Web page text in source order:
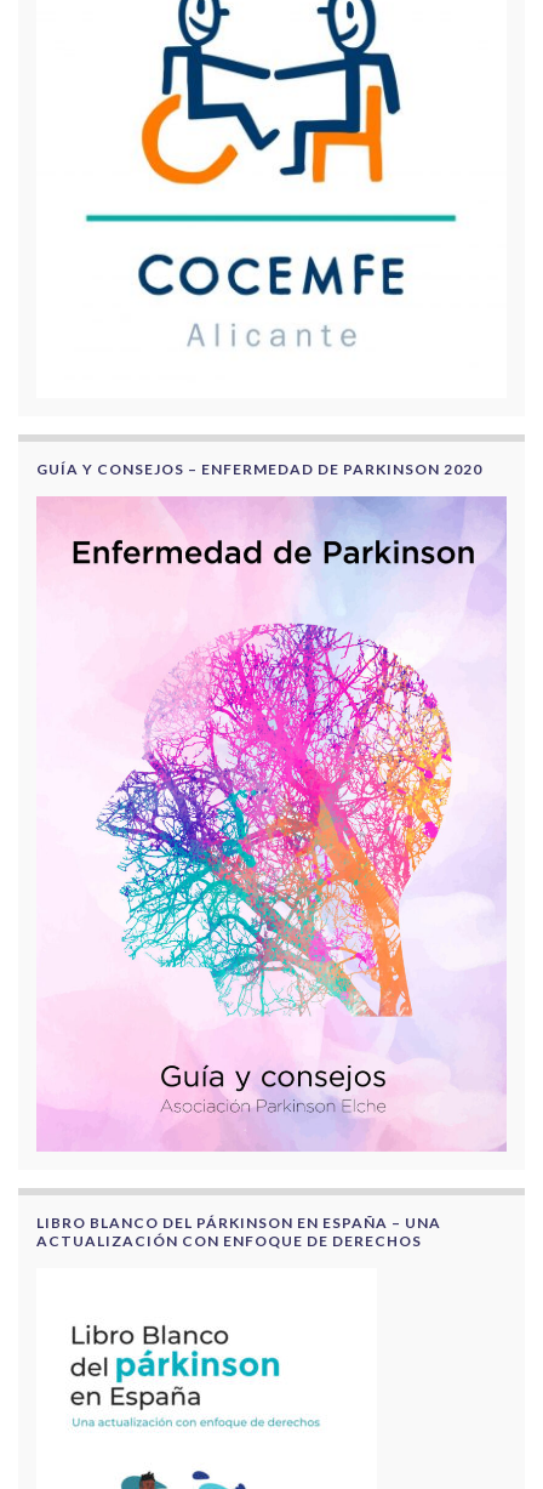
GUÍA Y CONSEJOS – ENFERMEDAD DE PARKINSON 2020
LIBRO BLANCO DEL PÁRKINSON EN ESPAÑA – UNA
ACTUALIZACIÓN CON ENFOQUE DE DERECHOS